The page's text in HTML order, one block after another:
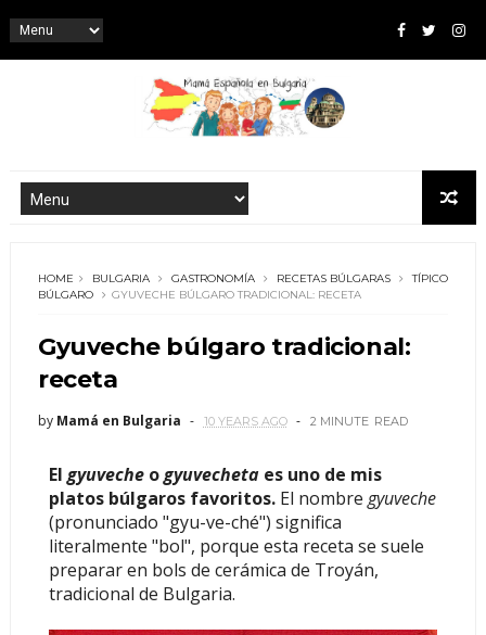
HOME BULGARIA GASTRONOMÍA RECETAS BÚLGARAS
TÍPICO
BÚLGARO
GYUVECHE BÚLGARO TRADICIONAL: RECETA
Gyuveche búlgaro tradicional:
receta
by Mamá en Bulgaria 10 YEARS AGO 2 MINUTE READ
El gyuveche ogyuvecheta es uno de mis
platos búlgaros favoritos.El nombre gyuveche
(pronunciado "gyu-ve-ché") significa
literalmente "bol", porque esta receta se suele
preparar en bols de cerámica de Troyán,
tradicional de Bulgaria.